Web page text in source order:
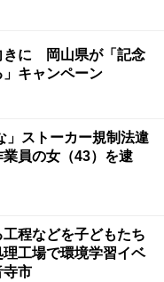
きに 岡山県が「記念
」キャンペーン
」ストーカー規制法違
員の女（43）を逮
程などを子どもたち
工場で環境学習イベ
市